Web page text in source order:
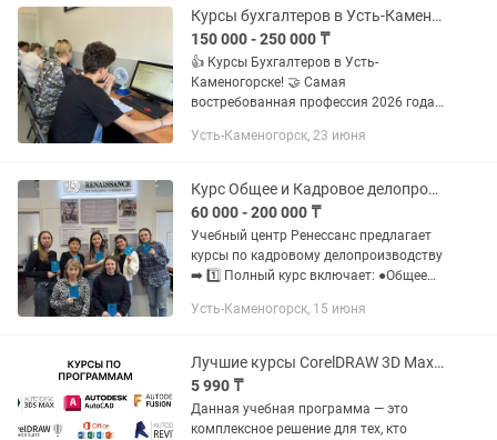
Курсы бухгалтеров в Усть-Каменогорске
150 000 - 250 000 ₸
👍 Курсы Бухгалтеров в Усть-
Каменогорске! 🤝 Самая
востребованная профессия 2026 года
курс - 25%💥 👉 Учебный центр
БУХГАЛТЕРСКИЕ курсы ➡️...
Усть-Каменогорск, 23 июня
Курс Общее и Кадровое делопроизводство в РК
60 000 - 200 000 ₸
Учебный центр Ренессанс предлагает
курсы по кадровому делопроизводству
➡️ 1️⃣ Полный курс включает: ●Общее
●Кадровое делопроизводство
Усть-Каменогорск, 15 июня
Лучшие курсы CorelDRAW 3D Max Revit AutoCAD Photoshop Illustrator Fusion 3
5 990 ₸
Данная учебная программа — это
комплексное решение для тех, кто